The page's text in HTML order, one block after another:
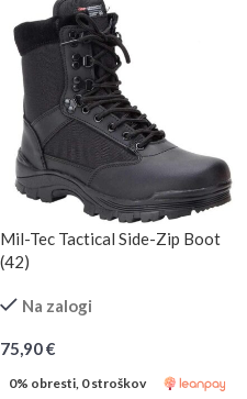
Mil-Tec Tactical Side-Zip Boot
(42)
Na zalogi
75,90€
0% obresti, 0 stroškov